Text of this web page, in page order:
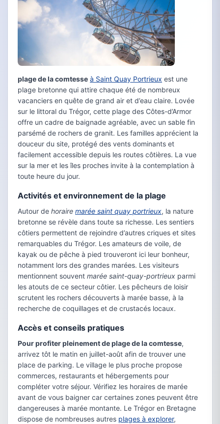
plage de la comtesse à Saint Quay Portrieux est une
plage bretonne qui attire chaque été de nombreux
vacanciers en quête de grand air et d’eau claire. Lovée
sur le littoral du Trégor, cette plage des Côtes-d’Armor
offre un cadre de baignade agréable, avec un sable fin
parsémé de rochers de granit. Les familles apprécient la
douceur du site, protégé des vents dominants et
facilement accessible depuis les routes côtières. La vue
sur la mer et les îles proches invite à la contemplation à
toute heure du jour.
Activités et environnement de la plage
Autour de horaire marée saint quay portrieux, la nature
bretonne se révèle dans toute sa richesse. Les sentiers
côtiers permettent de rejoindre d’autres criques et sites
remarquables du Trégor. Les amateurs de voile, de
kayak ou de pêche à pied trouveront ici leur bonheur,
notamment lors des grandes marées. Les visiteurs
mentionnent souvent marée saint-quay-portrieux parmi
les atouts de ce secteur côtier. Les pêcheurs de loisir
scrutent les rochers découverts à marée basse, à la
recherche de coquillages et de crustacés locaux.
Accès et conseils pratiques
Pour profiter pleinement de plage de la comtesse,
arrivez tôt le matin en juillet-août afin de trouver une
place de parking. Le village le plus proche propose
commerces, restaurants et hébergements pour
compléter votre séjour. Vérifiez les horaires de marée
avant de vous baigner car certaines zones peuvent être
dangereuses à marée montante. Le Trégor en Bretagne
dispose de nombreuses autres plages à explorer,